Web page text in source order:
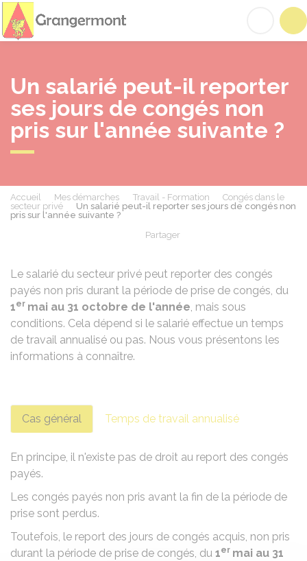
Un salarié peut-il reporter
ses jours de congés non
pris sur l'année suivante ?
Accueil Mes démarches Travail - Formation
Congés dans le
secteur privé
Un salarié peut-il reporter ses jours de congés non
pris sur l'année suivante ?
Partager
Le salarié du secteur privé peut reporter des congés
payés non pris durant la période de prise de congés, du
1er mai au 31 octobre de l'année, mais sous
conditions. Cela dépend si le salarié effectue un temps
de travail annualisé ou pas. Nous vous présentons les
informations à connaître.
Cas général Temps de travail annualisé
En principe, il n'existe pas de droit au report des congés
payés.
Les congés payés non pris avant la fin de la période de
prise sont perdus.
Toutefois, le report des jours de congés acquis, non pris
durant la période de prise de congés, du 1er mai au 31